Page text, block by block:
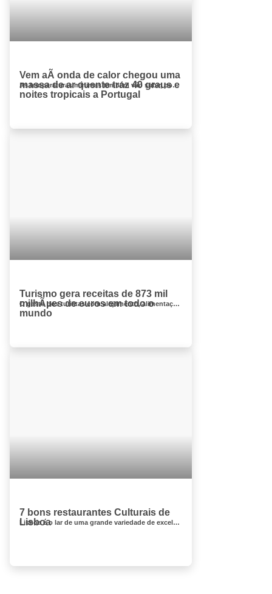
Vem aÃ­ onda de calor chegou uma
massa de ar quente traz 40 graus e
noites tropicais a Portugal
As temperaturas mínimas também vão subir, podendo chegar aos 20 graus, pelo que se esperam noites tropicais a partir de sexta-fei...
Turismo gera receitas de 873 mil
milhÃµes de euros em todo o
mundo
O gasto dos turistas com alojamento, alimentação, espectáculos, compras ou outros serviços gerou, em 2013, receitas de 873...
7 bons restaurantes Culturais de
Lisboa
Lisboa é o lar de uma grande variedade de excelentes restaurantes que se baseiam no magnífico marisco do Atlântico e nas frutas e ...